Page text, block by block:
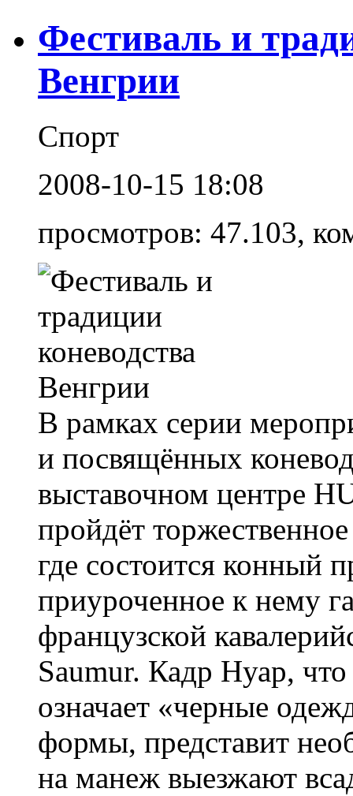
Фестиваль и
Венгрии
Спорт
2008-10-15 18:08
просмотров: 47.103,
В рамках серии
и посвящённых
выставочном центре
пройдёт
где состоится конный
приуроченное к нему
французской
Saumur. Кадр Нуар, что
означает «черные
формы, представит
на манеж выезжают